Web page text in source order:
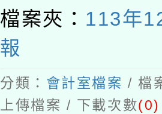
檔案夾： 113年
報
分類： 會計室檔案 / 檔
上傳檔案 / 下載次數(0)